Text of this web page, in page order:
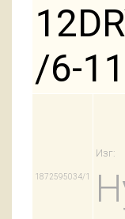
/6-
1872595034/1
Изг: